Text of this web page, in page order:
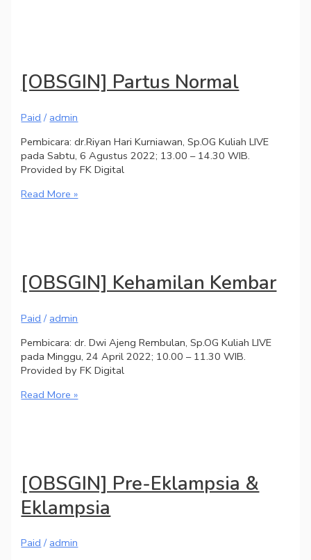
[OBSGIN] Partus Normal
Paid / admin
Pembicara: dr.Riyan Hari Kurniawan, Sp.OG Kuliah LIVE
pada Sabtu, 6 Agustus 2022; 13.00 – 14.30 WIB.
Provided by FK Digital
Read More »
[OBSGIN] Kehamilan Kembar
Paid / admin
Pembicara: dr. Dwi Ajeng Rembulan, Sp.OG Kuliah LIVE
pada Minggu, 24 April 2022; 10.00 – 11.30 WIB.
Provided by FK Digital
Read More »
[OBSGIN] Pre-Eklampsia &
Eklampsia
Paid / admin